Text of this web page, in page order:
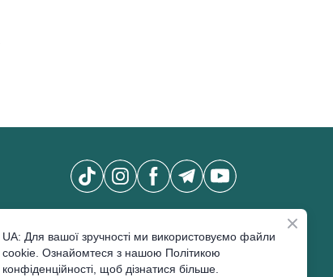
UA: Для вашої зручності ми використовуємо файли
cookie. Ознайомтеся з нашою Політикою
конфіденційності, щоб дізнатися більше.